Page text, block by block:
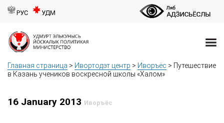
РУС УДМ
Главная страница > Ивортодэт центр > Иворъёс > Путешествие
в Казань учеников воскресной школы «Халом»
16 January 2013 Иворъёс